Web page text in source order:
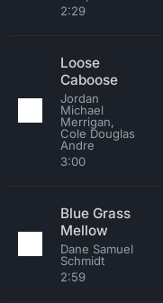
2:29
Loose
Caboose
Jordan
Michael
Merrigan,
Cole Douglas
Andre
3:00
Blue Grass
Mellow
Dane Samuel
Schmidt
2:59